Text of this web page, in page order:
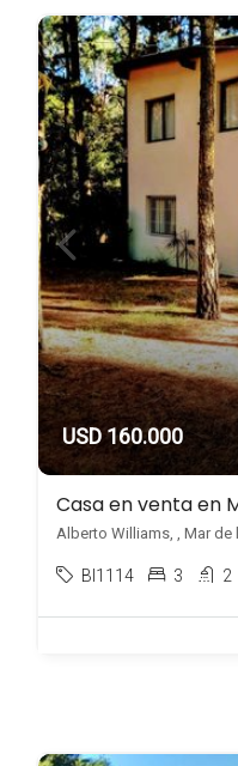
USD 160.000
Casa en venta en
Alberto Williams, , Mar de
BI1114 3 2